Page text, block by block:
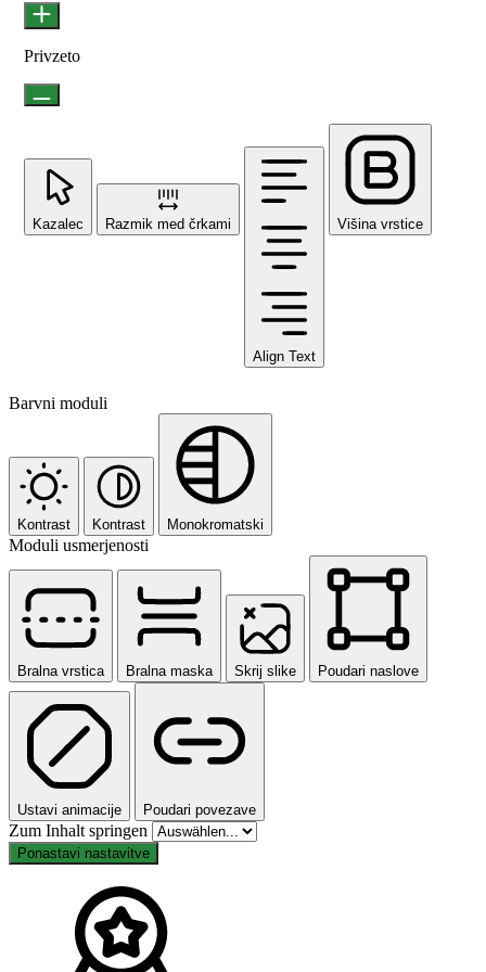
Privzeto
Kazalec Razmik med črkami
Align Text
Višina vrstice
Barvni moduli
Kontrast Kontrast Monokromatski
Moduli usmerjenosti
Bralna vrstica Bralna maska Skrij slike Poudari naslove
Ustavi animacije Poudari povezave
Zum Inhalt springen
Ponastavi nastavitve